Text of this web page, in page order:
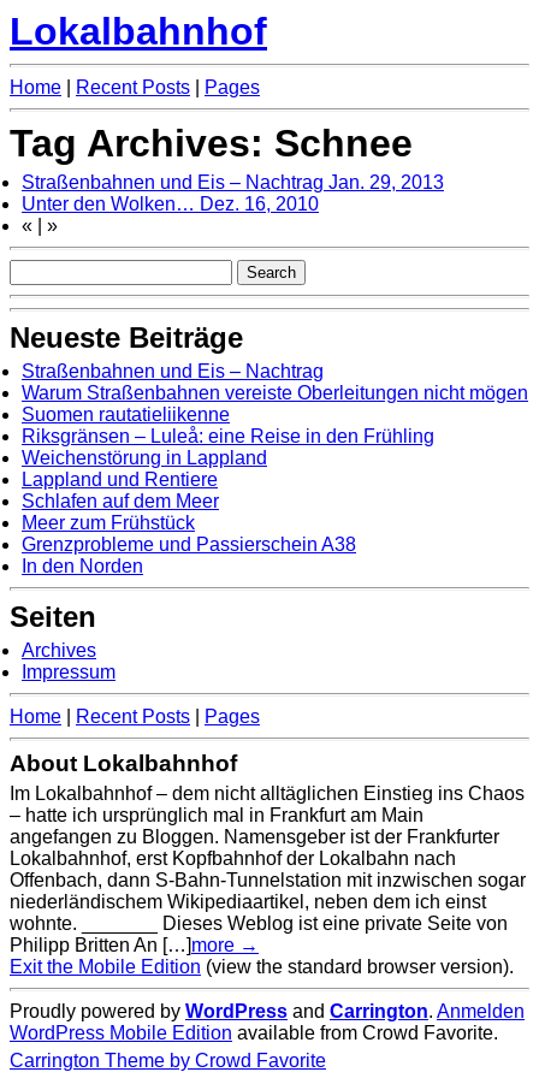
Lokalbahnhof
Home Recent Posts Pages
Tag Archives: Schnee
Straßenbahnen und Eis – Nachtrag Jan. 29, 2013
Unter den Wolken… Dez. 16, 2010
«
»
Neueste Beiträge
Straßenbahnen und Eis – Nachtrag
Warum Straßenbahnen vereiste Oberleitungen nicht mögen
Suomen rautatieliikenne
Riksgränsen – Luleå: eine Reise in den Frühling
Weichenstörung in Lappland
Lappland und Rentiere
Schlafen auf dem Meer
Meer zum Frühstück
Grenzprobleme und Passierschein A38
In den Norden
Seiten
Archives
Impressum
Home Recent Posts Pages
About Lokalbahnhof
Im Lokalbahnhof – dem nicht alltäglichen Einstieg ins Chaos
– hatte ich ursprünglich mal in Frankfurt am Main
angefangen zu Bloggen. Namensgeber ist der Frankfurter
Lokalbahnhof, erst Kopfbahnhof der Lokalbahn nach
Offenbach, dann S-Bahn-Tunnelstation mit inzwischen sogar
niederländischem Wikipediaartikel, neben dem ich einst
wohnte. _______ Dieses Weblog ist eine private Seite von
Philipp Britten An […]more →
Exit the Mobile Edition (view the standard browser version).
Proudly powered by WordPress and Carrington. Anmelden
WordPress Mobile Edition available from Crowd Favorite.
Carrington Theme by Crowd Favorite